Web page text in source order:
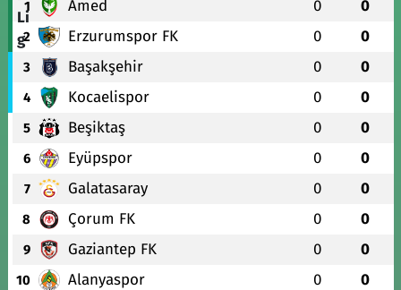
1 Amed 0 0
2 Erzurumspor FK 0 0
3 Başakşehir 0 0
4 Kocaelispor 0 0
5 Beşiktaş 0 0
6 Eyüpspor 0 0
7 Galatasaray 0 0
8 Çorum FK 0 0
9 Gaziantep FK 0 0
10 Alanyaspor 0 0